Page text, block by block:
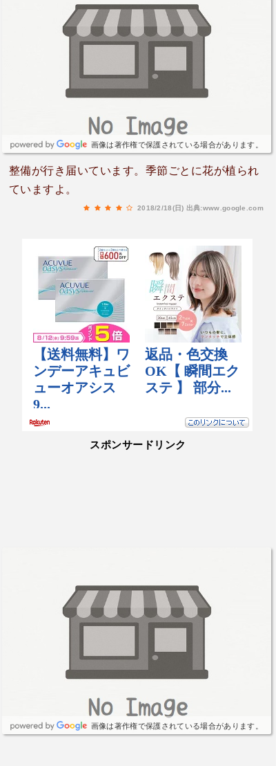
画像は著作権で保護されている場合があります。
整備が行き届いています。季節ごとに花が植られ
ていますよ。
2018/2/18(日) 出典:www.google.com
スポンサードリンク
画像は著作権で保護されている場合があります。